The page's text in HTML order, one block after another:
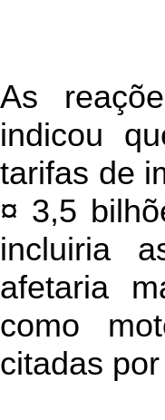
As
indicou
tarifas de
¤ 3,5
incluiria
afetaria
como
citadas